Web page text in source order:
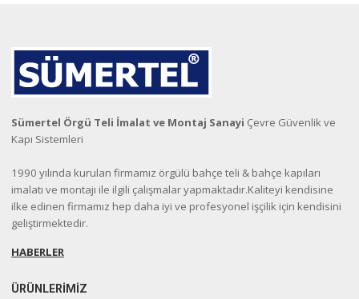
Sümertel Örgü Teli İmalat ve Montaj Sanayi Çevre Güvenlik ve
Kapı Sistemleri
1990 yılında kurulan firmamız örgülü bahçe teli & bahçe kapıları
imalatı ve montajı ile ilgili çalışmalar yapmaktadır.Kaliteyi kendisine
ilke edinen firmamız hep daha iyi ve profesyonel işçilik için kendisini
geliştirmektedir.
HABERLER
ÜRÜNLERİMİZ